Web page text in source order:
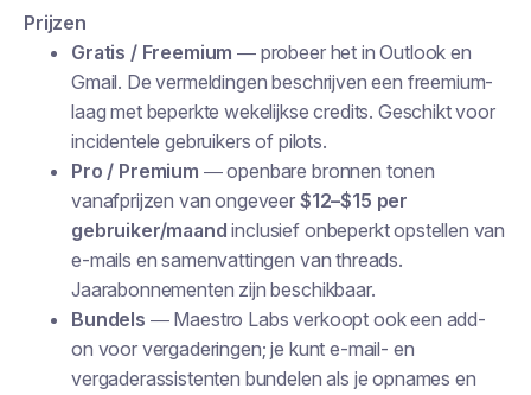
Prijzen
Gratis / Freemium — probeer het in Outlook en
Gmail. De vermeldingen beschrijven een freemium-
laag met beperkte wekelijkse credits. Geschikt voor
incidentele gebruikers of pilots.
Pro / Premium — openbare bronnen tonen
vanafprijzen van ongeveer $12–$15 per
gebruiker/maand inclusief onbeperkt opstellen van
e-mails en samenvattingen van threads.
Jaarabonnementen zijn beschikbaar.
Bundels — Maestro Labs verkoopt ook een add-
on voor vergaderingen; je kunt e-mail- en
vergaderassistenten bundelen als je opnames en